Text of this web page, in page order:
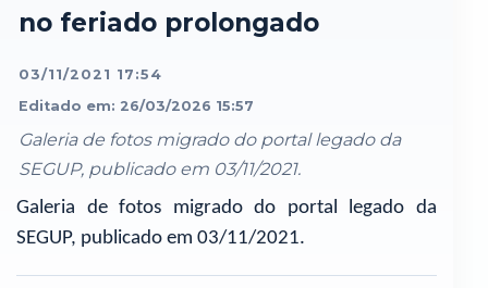
no feriado prolongado
03/11/2021 17:54
Editado em: 26/03/2026 15:57
Galeria de fotos migrado do portal legado da
SEGUP, publicado em 03/11/2021.
Galeria de fotos migrado do portal legado da
SEGUP, publicado em 03/11/2021.